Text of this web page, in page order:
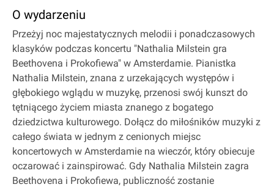
O wydarzeniu
Przeżyj noc majestatycznych melodii i ponadczasowych
klasyków podczas koncertu "Nathalia Milstein gra
Beethovena i Prokofiewa" w Amsterdamie. Pianistka
Nathalia Milstein, znana z urzekających występów i
głębokiego wglądu w muzykę, przenosi swój kunszt do
tętniącego życiem miasta znanego z bogatego
dziedzictwa kulturowego. Dołącz do miłośników muzyki z
całego świata w jednym z cenionych miejsc
koncertowych w Amsterdamie na wieczór, który obiecuje
oczarować i zainspirować. Gdy Nathalia Milstein zagra
Beethovena i Prokofiewa, publiczność zostanie